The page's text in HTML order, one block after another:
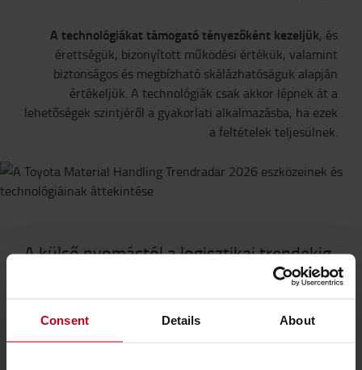
Consent Details About
A technológiákat támogató tényezőként kezeljük, és
érettségük, bizonyított működési értékük, valamint
biztonságos és megbízható skálázhatóságuk alapján
értékeljük. A technológiák csak akkor lépnek át a
lehetőségek szintjéről a gyakorlati alkalmazásba, ha ezek
a feltételek teljesülnek.
A külső nyomástól a logisztikai trendekig
A külső hajtóerők konkrét változások formájában
arra, hogyan tárolják és mozgatják az árukat, hogyan
biztosítják az átláthatóságot és az ellenálló működést,